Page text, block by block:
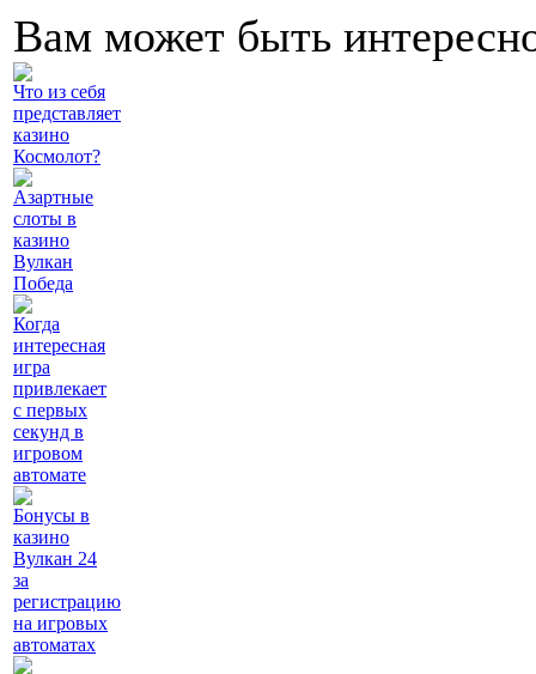
Вам может быть
Что из себя
представляет
казино
Космолот?
Азартные
слоты в
казино
Вулкан
Победа
Когда
интересная
игра
привлекает
с первых
секунд в
игровом
автомате
Бонусы в
казино
Вулкан 24
за
регистрацию
на игровых
автоматах